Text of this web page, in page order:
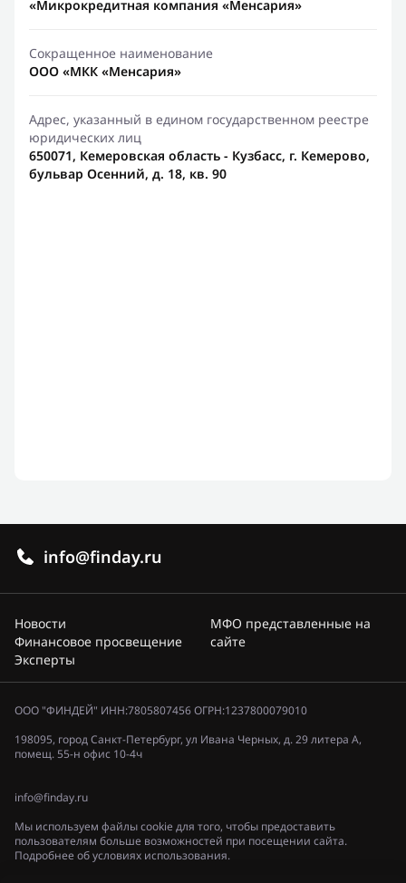
«Микрокредитная компания «Менсария»
Сокращенное наименование
ООО «МКК «Менсария»
Адрес, указанный в едином государственном реестре
юридических лиц
650071, Кемеровская область - Кузбасс, г. Кемерово,
бульвар Осенний, д. 18, кв. 90
info@finday.ru
Новости
Финансовое просвещение
Эксперты
МФО представленные на
сайте
ООО "ФИНДЕЙ" ИНН:7805807456 ОГРН:1237800079010
198095, город Санкт-Петербург, ул Ивана Черных, д. 29 литера А,
помещ. 55-н офис 10-4ч
info@finday.ru
Мы используем файлы cookie для того, чтобы предоставить
пользователям больше возможностей при посещении сайта.
Подробнее об условиях использования.